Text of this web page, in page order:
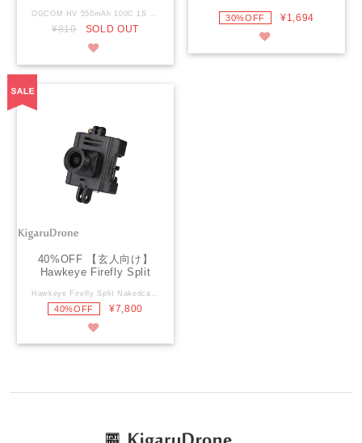
FPV HV battery with
BT2.0コネクターケーブル
付
OGCOM HV 550mAh 100C 1S 3.8V FPV HV battery with BT2.0コネクターケーブル付 対応：1S対応のマイクロドローン 超軽量 100Cの放電率 BT2.0コネクターケーブルを採用 Size: 59x17x 7mm 重さ: 14.5g Specifications: Minimum Capacity: 550mAh Configuration: 3.8V / 1S1P / 1 Cell Continuous Discharge Rate: 100C Burst Discharge Rate: 200C Dimensions: 59mm length x 17mm Width x 7mm Height Weight: about 13.5g Connector: BT2.0 ケーブルプラグ 注意 過充電・過放電しますのでご注意下さい。充電中は放置しないようにしてください。 高温状態に置かないでください。 火の中に投じないでください。
¥810 SOLD OUT
アニメ
30%OFF ¥1,694
40%OFF 【玄人向け】
Hawkeye Firefly Split
shake FPV Action
Camera
40%OFF ¥7,800